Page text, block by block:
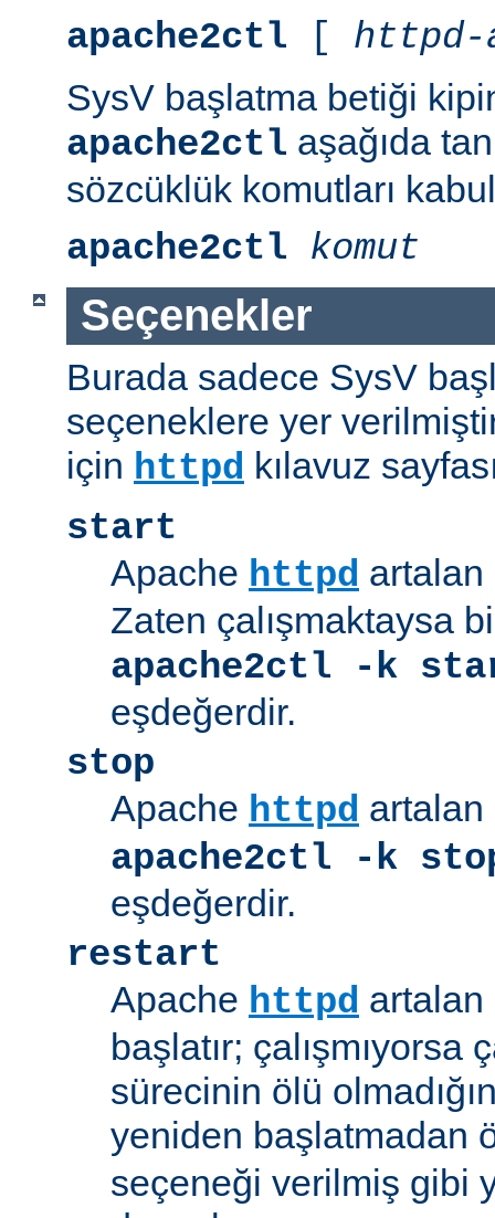
apache2ctl [ httpd-
SysV başlatma betiği
apache2ctl aşağıda
sözcüklük komutları
apache2ctl
komut
Seçenekler
Burada sadece SysV
seçeneklere yer
için httpd kılavuz
start
Apache httpd artalan
Zaten çalışmaktaysa
apache2ctl -k
eşdeğerdir.
stop
Apache httpd artalan
apache2ctl -k
eşdeğerdir.
restart
Apache httpd
başlatır; çalışmıyorsa
sürecinin ölü
yeniden başlatmadan
seçeneği verilmiş gibi